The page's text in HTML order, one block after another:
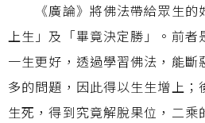
《廣論》將佛法帶給眾生的
上生」及「畢竟決定勝」。前者
一生更好，透過學習佛法，能
多的問題，因此得以生生增上
生死，得到究竟解脫果位，二乘